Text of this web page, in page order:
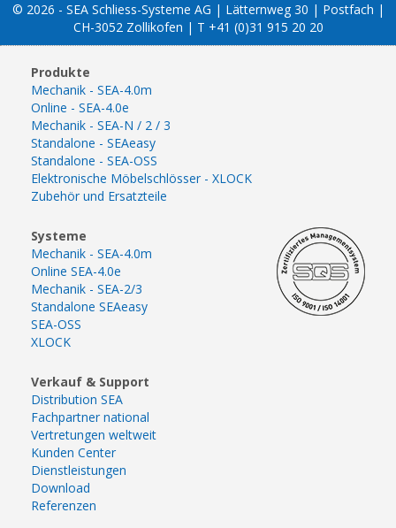
© 2026 - SEA Schliess-Systeme AG | Lätternweg 30 | Postfach |
CH-3052 Zollikofen | T +41 (0)31 915 20 20
Produkte
Mechanik - SEA-4.0m
Online - SEA-4.0e
Mechanik - SEA-N / 2 / 3
Standalone - SEAeasy
Standalone - SEA-OSS
Elektronische Möbelschlösser - XLOCK
Zubehör und Ersatzteile
Systeme
Mechanik - SEA-4.0m
Online SEA-4.0e
Mechanik - SEA-2/3
Standalone SEAeasy
SEA-OSS
XLOCK
Verkauf & Support
Distribution SEA
Fachpartner national
Vertretungen weltweit
Kunden Center
Dienstleistungen
Download
Referenzen